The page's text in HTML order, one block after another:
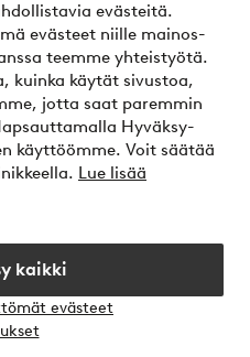
evästeitä.
evästeet niille mainos-
teemme yhteistyötä.
kuinka käytät sivustoa,
jotta saat paremmin
Hyväksy-
käyttöömme. Voit säätää
Lue lisää
kaikki
evästeet
nyt tai erissä
?